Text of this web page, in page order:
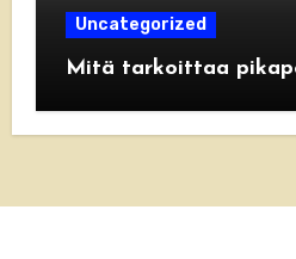
Uncategorized
Mitä tarkoittaa